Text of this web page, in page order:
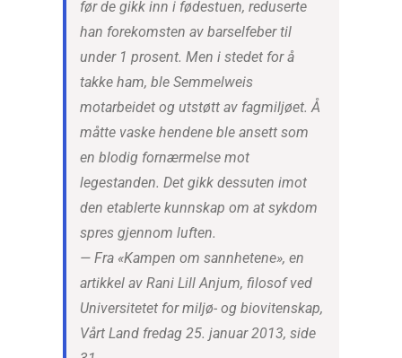
før de gikk inn i fødestuen, reduserte
han forekomsten av barselfeber til
under 1 prosent. Men i stedet for å
takke ham, ble Semmelweis
motarbeidet og utstøtt av fagmiljøet. Å
måtte vaske hendene ble ansett som
en blodig fornærmelse mot
legestanden. Det gikk dessuten imot
den etablerte kunnskap om at sykdom
spres gjennom luften.
— Fra «Kampen om sannhetene», en
artikkel av Rani Lill Anjum, filosof ved
Universitetet for miljø- og biovitenskap,
Vårt Land fredag 25. januar 2013, side